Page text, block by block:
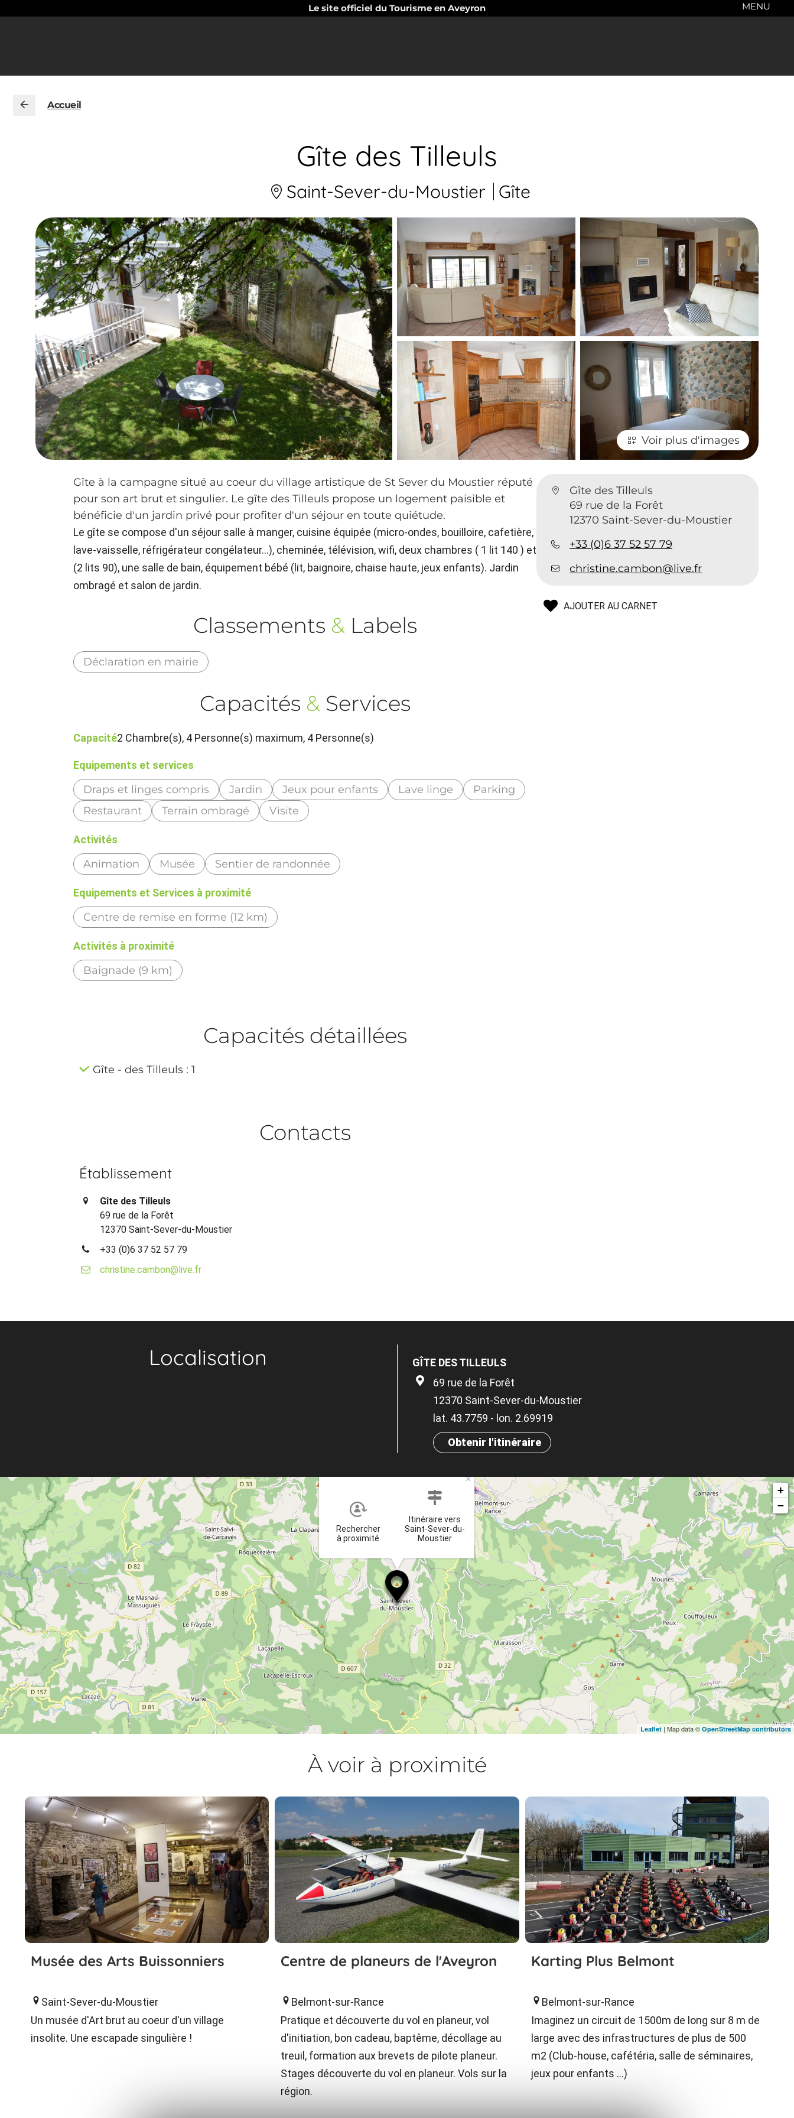
Le site officiel du Tourisme en Aveyron MENU
Accueil
Gîte des Tilleuls
Saint-Sever-du-Moustier Gîte
Voir plus d'images
Gîte des Tilleuls
69 rue de la Forêt
12370 Saint-Sever-du-Moustier
+33 (0)6 37 52 57 79
christine.cambon@live.fr
AJOUTER AU CARNET
Gîte à la campagne situé au coeur du village artistique de St Sever du Moustier réputé
pour son art brut et singulier. Le gîte des Tilleuls propose un logement paisible et
bénéficie d'un jardin privé pour profiter d'un séjour en toute quiétude.
Le gîte se compose d'un séjour salle à manger, cuisine équipée (micro-ondes, bouilloire, cafetière,
lave-vaisselle, réfrigérateur congélateur...), cheminée, télévision, wifi, deux chambres ( 1 lit 140 ) et
(2 lits 90), une salle de bain, équipement bébé (lit, baignoire, chaise haute, jeux enfants). Jardin
ombragé et salon de jardin.
Classements & Labels
Déclaration en mairie
Capacités & Services
Capacité2 Chambre(s), 4 Personne(s) maximum, 4 Personne(s)
Equipements et services
Draps et linges compris Jardin Jeux pour enfants Lave linge
Parking
Restaurant
Terrain ombragé Visite
Activités
Animation Musée Sentier de randonnée
Equipements et Services à proximité
Centre de remise en forme (12 km)
Activités à proximité
Baignade (9 km)
Capacités détaillées
Gîte - des Tilleuls : 1
Contacts
Établissement
Gîte des Tilleuls
69 rue de la Forêt
12370 Saint-Sever-du-Moustier
+33 (0)6 37 52 57 79
christine.cambon@live.fr
Localisation
GÎTE DES TILLEULS
69 rue de la Forêt
12370 Saint-Sever-du-Moustier
lat. 43.7759 - lon. 2.69919
Obtenir l'itinéraire
Rechercher
à proximité
Itinéraire vers
Saint-Sever-du-
Moustier
×
+
−
Leaflet | Map data © OpenStreetMap contributors
À voir à proximité
Musée des Arts Buissonniers
Saint-Sever-du-Moustier
Un musée d'Art brut au coeur d'un village
insolite. Une escapade singulière !
Centre de planeurs de l'Aveyron
Belmont-sur-Rance
Pratique et découverte du vol en planeur, vol
d'initiation, bon cadeau, baptême, décollage au
treuil, formation aux brevets de pilote planeur.
Stages découverte du vol en planeur. Vols sur la
région.
Karting Plus Belmont
Belmont-sur-Rance
Imaginez un circuit de 1500m de long sur 8 m de
large avec des infrastructures de plus de 500
m2 (Club-house, cafétéria, salle de séminaires,
jeux pour enfants ...)